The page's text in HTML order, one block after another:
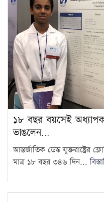
12
13
14
15
১৮ বছর বয়সেই
ভাঙলেন…
আন্তর্জাতিক ডেস্ক যুক্তরাষ্ট্রের
মাত্র ১৮ বছর ৩৪৬ দিন...